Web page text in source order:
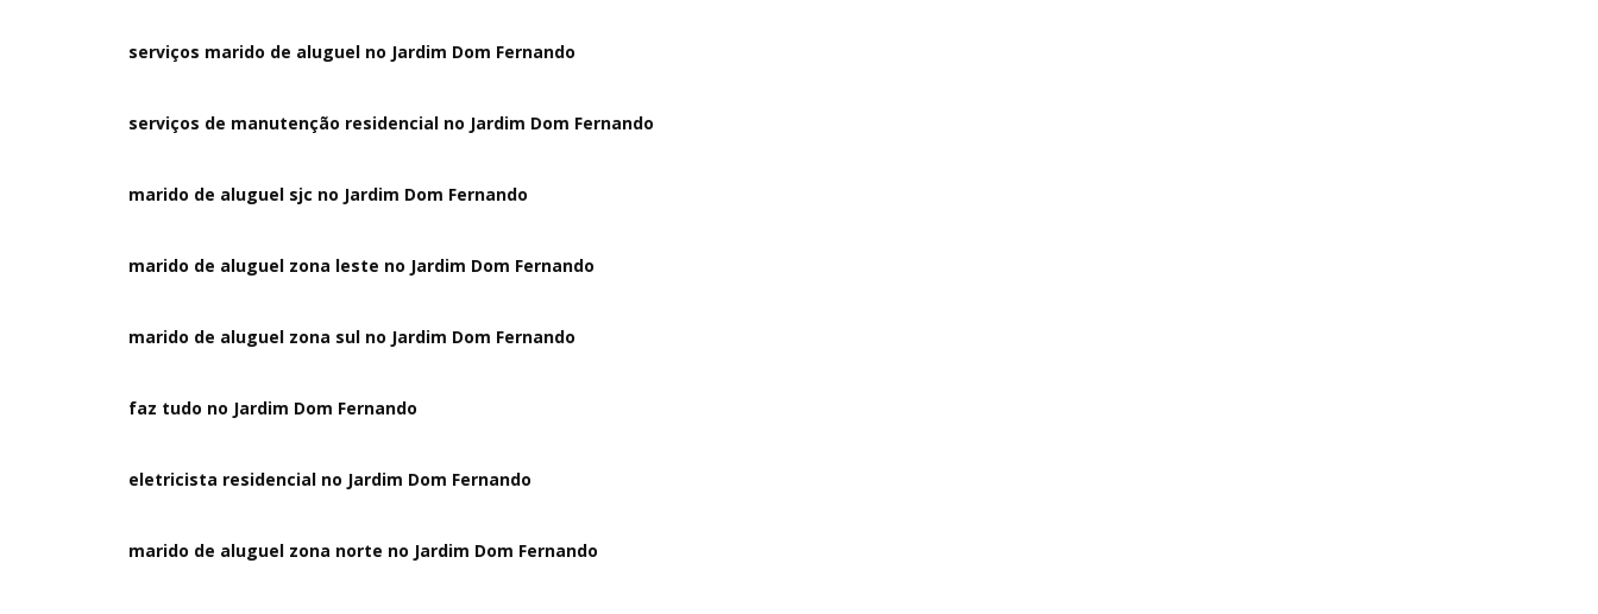
serviços marido de aluguel no Jardim Dom Fernando
serviços de manutenção residencial no Jardim Dom Fernando
marido de aluguel sjc no Jardim Dom Fernando
marido de aluguel zona leste no Jardim Dom Fernando
marido de aluguel zona sul no Jardim Dom Fernando
faz tudo no Jardim Dom Fernando
eletricista residencial no Jardim Dom Fernando
marido de aluguel zona norte no Jardim Dom Fernando